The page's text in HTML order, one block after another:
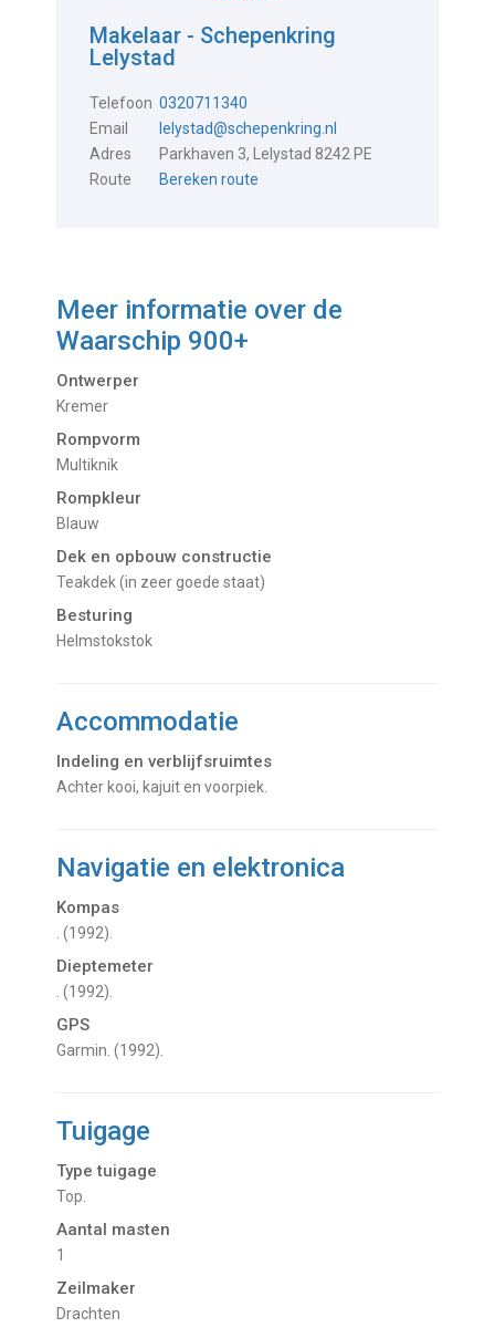
Makelaar - Schepenkring
Lelystad
Telefoon 0320711340
Email
lelystad@schepenkring.nl
Adres
Parkhaven 3, Lelystad 8242 PE
Route
Bereken route
Meer informatie over de
Waarschip 900+
Ontwerper
Kremer
Rompvorm
Multiknik
Rompkleur
Blauw
Dek en opbouw constructie
Teakdek (in zeer goede staat)
Besturing
Helmstokstok
Accommodatie
Indeling en verblijfsruimtes
Achter kooi, kajuit en voorpiek.
Navigatie en elektronica
Kompas
. (1992).
Dieptemeter
. (1992).
GPS
Garmin. (1992).
Tuigage
Type tuigage
Top.
Aantal masten
1
Zeilmaker
Drachten